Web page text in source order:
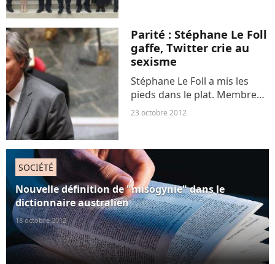
Caroline de Haas, fondatrice
d’Osez le féminisme,...
Parité : Stéphane Le Foll
gaffe, Twitter crie au
sexisme
Stéphane Le Foll a mis les
pieds dans le plat. Membre
d'un gouvernement qui met
l'Agriculture a
maladroitement lâché une
bourde...
23 octobre 2012
SOCIÉTÉ
Nouvelle définition de "misogynie" dans le
dictionnaire australien
18 octobre 2012